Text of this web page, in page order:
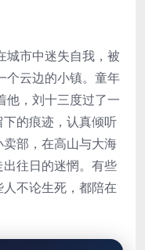
城市中迷失自我，被
个云边的小镇。童年
他，刘十三度过了一
的痕迹，认真倾听
部，在高山与大海
往日的迷惘。有些
不论生死，都陪在